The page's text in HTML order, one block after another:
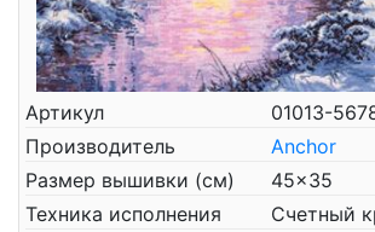
Артикул
01013-
Производитель
Anchor
Размер вышивки (см)
45x35
Техника исполнения
Счетный